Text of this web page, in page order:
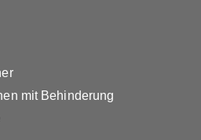
mit Behinderung